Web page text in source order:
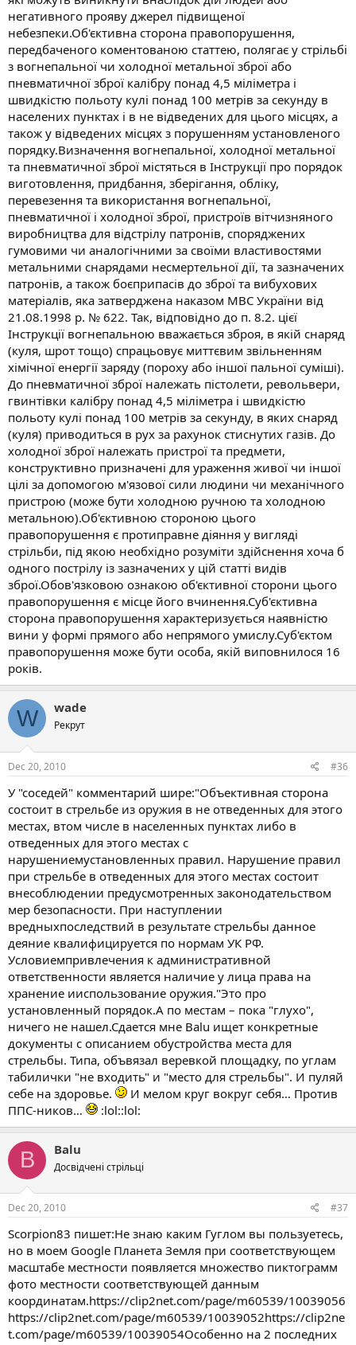
негативного прояву джерел підвищеної
небезпеки.Об'єктивна сторона правопорушення,
передбаченого коментованою статтею, полягає у стрільбі
з вогнепальної чи холодної метальної зброї або
пневматичної зброї калібру понад 4,5 міліметра і
швидкістю польоту кулі понад 100 метрів за секунду в
населених пунктах і в не відведених для цього місцях, а
також у відведених місцях з порушенням установленого
порядку.Визначення вогнепальної, холодної метальної
та пневматичної зброї містяться в Інструкції про порядок
виготовлення, придбання, зберігання, обліку,
перевезення та використання вогнепальної,
пневматичної і холодної зброї, пристроїв вітчизняного
виробництва для відстрілу патронів, споряджених
гумовими чи аналогічними за своїми властивостями
метальними снарядами несмертельної дії, та зазначених
патронів, а також боєприпасів до зброї та вибухових
матеріалів, яка затверджена наказом МВС України від
21.08.1998 р. № 622. Так, відповідно до п. 8.2. цієї
Інструкції вогнепальною вважається зброя, в якій снаряд
(куля, шрот тощо) спрацьовує миттєвим звільненням
хімічної енергії заряду (пороху або іншої пальної суміші).
До пневматичної зброї належать пістолети, револьвери,
гвинтівки калібру понад 4,5 міліметра і швидкістю
польоту кулі понад 100 метрів за секунду, в яких снаряд
(куля) приводиться в рух за рахунок стиснутих газів. До
холодної зброї належать пристрої та предмети,
конструктивно призначені для ураження живої чи іншої
цілі за допомогою м'язової сили людини чи механічного
пристрою (може бути холодною ручною та холодною
метальною).Об'єктивною стороною цього
правопорушення є протиправне діяння у вигляді
стрільби, під якою необхідно розуміти здійснення хоча б
одного пострілу із зазначених у цій статті видів
зброї.Обов'язковою ознакою об'єктивної сторони цього
правопорушення є місце його вчинення.Суб'єктивна
сторона правопорушення характеризується наявністю
вини у формі прямого або непрямого умислу.Суб'єктом
правопорушення може бути особа, якій виповнилося 16
років.
W wade
Рекрут
Dec 20, 2010 #36
У "соседей" комментарий шире:"Объективная сторона
состоит в стрельбе из оружия в не отведенных для этого
местах, втом числе в населенных пунктах либо в
отведенных для этого местах с
нарушениемустановленных правил. Нарушение правил
при стрельбе в отведенных для этого местах состоит
внесоблюдении предусмотренных законодательством
мер безопасности. При наступлении
вредныхпоследствий в результате стрельбы данное
деяние квалифицируется по нормам УК РФ.
Условиемпривлечения к административной
ответственности является наличие у лица права на
хранение ииспользование оружия."Это про
установленный порядок.А по местам – пока "глухо",
ничего не нашел.Сдается мне Balu ищет конкретные
документы с описанием обустройства места для
стрельбы. Типа, объвязал веревкой площадку, по углам
табилички "не входить" и "место для стрельбы". И пуляй
себе на здоровье.
И мелом круг вокруг себя… Против
ППС-ников…
:lol::lol:
B Balu
Досвідчені стрільці
Dec 20, 2010 #37
Scorpion83 пишет:Не знаю каким Гуглом вы пользуетесь,
но в моем Google Планета Земля при соответствующем
масштабе местности появляется множество пиктограмм
фото местности соответствующей данным
координатам.https://clip2net.com/page/m60539/10039056
https://clip2net.com/page/m60539/10039052https://clip2ne
t.com/page/m60539/10039054Особенно на 2 последних